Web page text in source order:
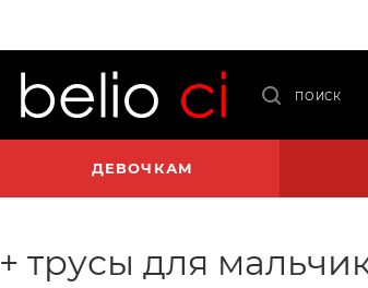
ПОИСК
ДЕВОЧКАМ
трусы для